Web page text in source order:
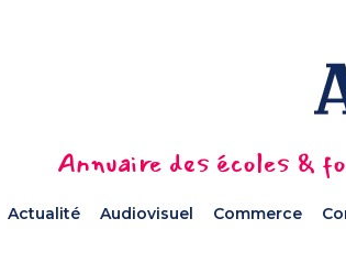
Annuaire des écoles &
Actualité Audiovisuel Commerce